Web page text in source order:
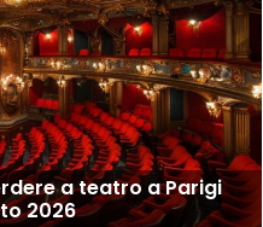
a teatro a Parigi
2026